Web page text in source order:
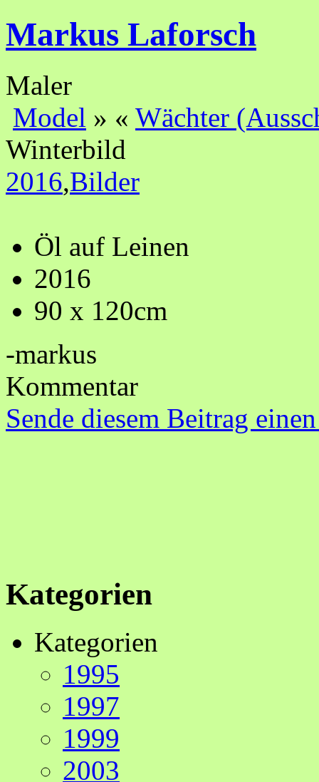
Markus Laforsch
Maler
Model » « Wächter
Winterbild
2016,Bilder
Öl auf Leinen
2016
90 x 120cm
-markus
Kommentar
Sende diesem Beitrag
Kategorien
Kategorien
1995
1997
1999
2003